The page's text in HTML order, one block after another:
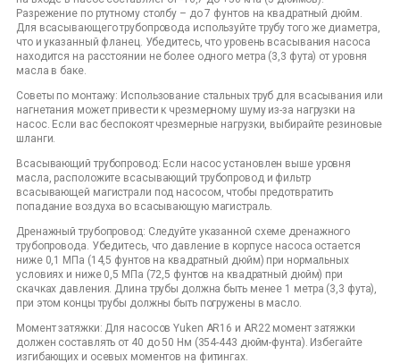
Разрежение по ртутному столбу – до 7 фунтов на квадратный дюйм.
Для всасывающего трубопровода используйте трубу того же диаметра,
что и указанный фланец. Убедитесь, что уровень всасывания насоса
находится на расстоянии не более одного метра (3,3 фута) от уровня
масла в баке.
Советы по монтажу: Использование стальных труб для всасывания или
нагнетания может привести к чрезмерному шуму из-за нагрузки на
насос. Если вас беспокоят чрезмерные нагрузки, выбирайте резиновые
шланги.
Всасывающий трубопровод: Если насос установлен выше уровня
масла, расположите всасывающий трубопровод и фильтр
всасывающей магистрали под насосом, чтобы предотвратить
попадание воздуха во всасывающую магистраль.
Дренажный трубопровод: Следуйте указанной схеме дренажного
трубопровода. Убедитесь, что давление в корпусе насоса остается
ниже 0,1 МПа (14,5 фунтов на квадратный дюйм) при нормальных
условиях и ниже 0,5 МПа (72,5 фунтов на квадратный дюйм) при
скачках давления. Длина трубы должна быть менее 1 метра (3,3 фута),
при этом концы трубы должны быть погружены в масло.
Момент затяжки: Для насосов Yuken AR16 и AR22 момент затяжки
должен составлять от 40 до 50 Нм (354-443 дюйм-фунта). Избегайте
изгибающих и осевых моментов на фитингах.